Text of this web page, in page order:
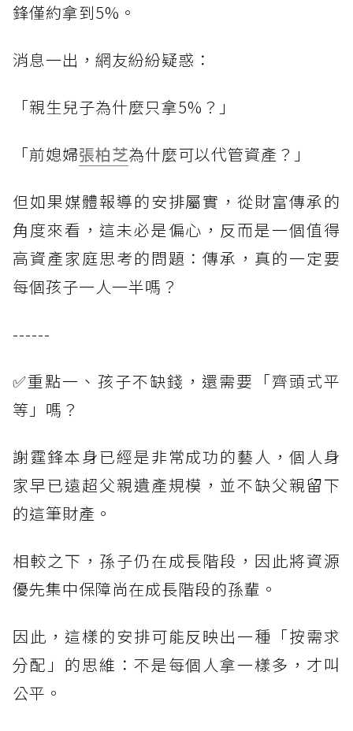
鋒僅約拿到5%。
消息一出，網友紛紛疑惑：
「親生兒子為什麼只拿5%？」
「前媳婦張柏芝為什麼可以代管資產？」
但如果媒體報導的安排屬實，從財富傳承的
角度來看，這未必是偏心，反而是一個值得
高資產家庭思考的問題：傳承，真的一定要
每個孩子一人一半嗎？
------
✅重點一、孩子不缺錢，還需要「齊頭式平
等」嗎？
謝霆鋒本身已經是非常成功的藝人，個人身
家早已遠超父親遺產規模，並不缺父親留下
的這筆財產。
相較之下，孫子仍在成長階段，因此將資源
優先集中保障尚在成長階段的孫輩。
因此，這樣的安排可能反映出一種「按需求
分配」的思維：不是每個人拿一樣多，才叫
公平。